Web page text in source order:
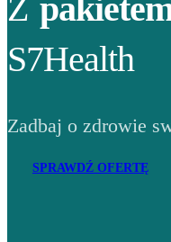
Z
S7Health
Zadbaj o zdrowie
SPRAWDŹ OFERTĘ